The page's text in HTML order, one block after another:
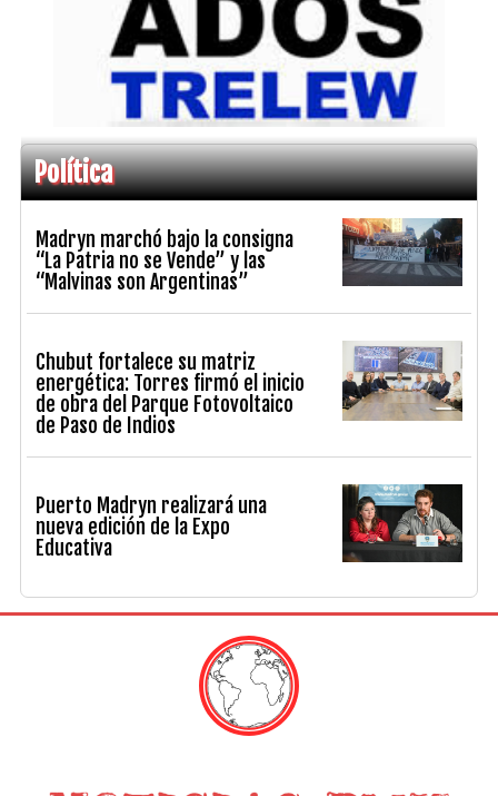
Política
Madryn marchó bajo la consigna
“La Patria no se Vende” y las
“Malvinas son Argentinas”
Chubut fortalece su matriz
energética: Torres firmó el inicio
de obra del Parque Fotovoltaico
de Paso de Indios
Puerto Madryn realizará una
nueva edición de la Expo
Educativa